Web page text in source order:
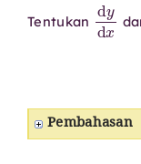
Tentukan
dyd x
Pembahasan